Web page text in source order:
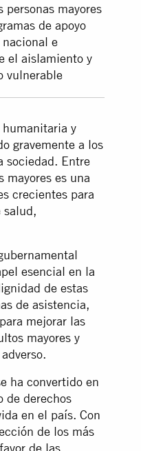
personas mayores
de apoyo
e
el aislamiento y
vulnerable
humanitaria y
gravemente a los
sociedad. Entre
mayores es una
crecientes para
salud,
esencial en la
de estas
de asistencia,
mejorar las
mayores y
ha convertido en
de derechos
en el país. Con
de los más
de las